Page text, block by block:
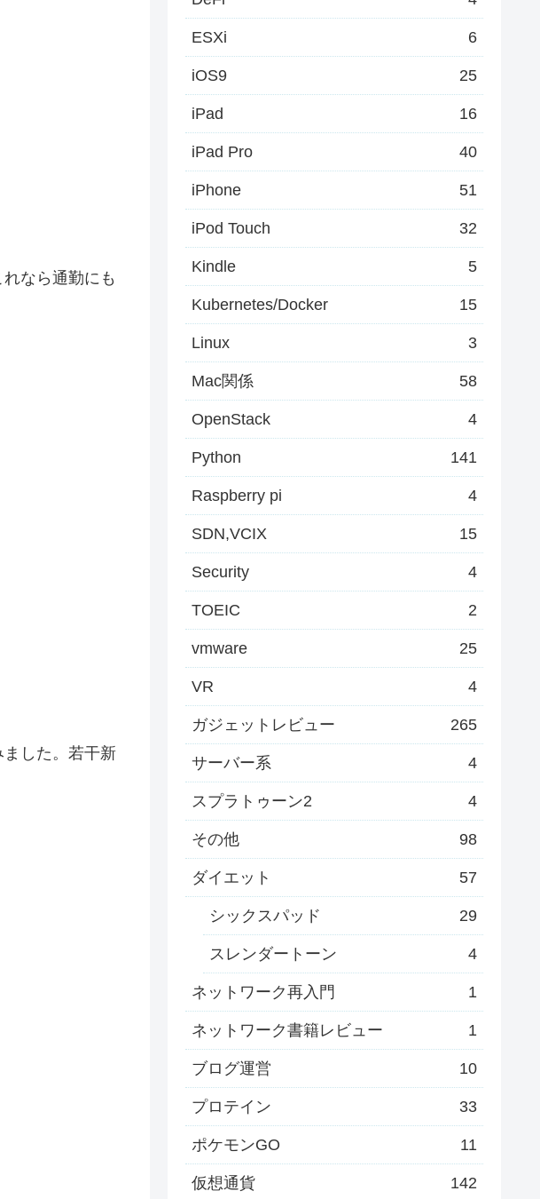
なら通勤にも
した。若干新
ESXi 6
iOS9 25
iPad 16
iPad Pro 40
iPhone 51
iPod Touch 32
Kindle 5
Kubernetes/Docker 15
Linux 3
Mac関係 58
OpenStack 4
Python 141
Raspberry pi 4
SDN,VCIX 15
Security 4
TOEIC 2
vmware 25
VR 4
ガジェットレビュー 265
サーバー系 4
スプラトゥーン2 4
その他 98
ダイエット 57
シックスパッド 29
スレンダートーン 4
ネットワーク再入門 1
ネットワーク書籍レビュー 1
ブログ運営 10
プロテイン 33
ポケモンGO 11
仮想通貨 142